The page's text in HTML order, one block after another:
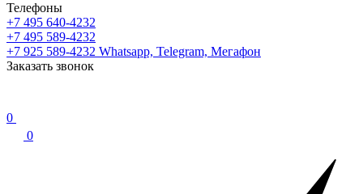
Телефоны
+7 495 640-4232
+7 495 589-4232
+7 925 589-4232 Whatsapp, Telegram, Мегафон
Заказать звонок
0
0